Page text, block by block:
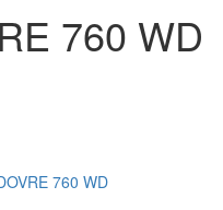
760 WD